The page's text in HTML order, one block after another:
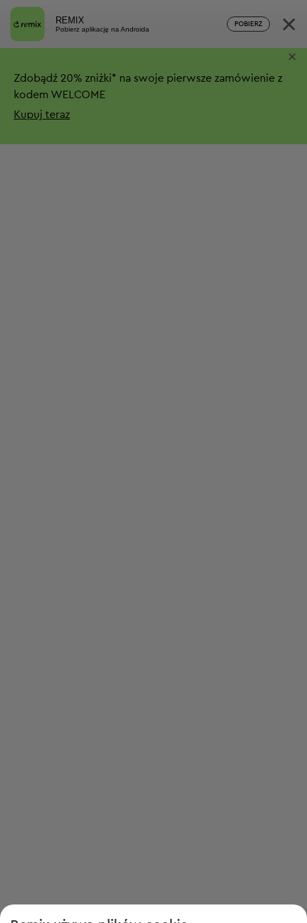
REMIX
Pobierz aplikację na Androida
POBIERZ ×
Zdobądź 20% zniżki* na swoje pierwsze zamówienie z
kodem WELCOME
Kupuj teraz
×